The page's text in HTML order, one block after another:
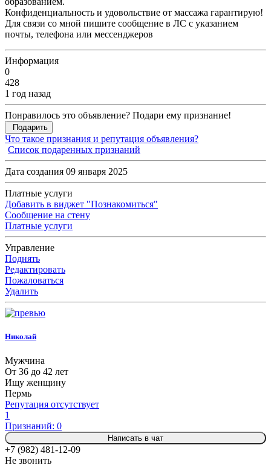
Конфиденциальность и удовольствие от массажа гарантирую!
Для связи со мной пишите сообщение в ЛС с указанием
почты, телефона или мессенджеров
Информация
0
428
1 год назад
Понравилось это объявление? Подари ему признание!
Подарить
Что такое признания и репутация объявления?
Список подаренных признаний
Дата создания 09 января 2025
Платные услуги
Добавить в виджет "Познакомиться"
Сообщение на стену
Платные услуги
Управление
Поднять
Редактировать
Пожаловаться
Удалить
Николай
Мужчина
От 36 до 42 лет
Ищу женщину
Пермь
Репутация отсутствует
1
Признаний: 0
Написать в чат
+7 (982) 481-12-09
Не звонить